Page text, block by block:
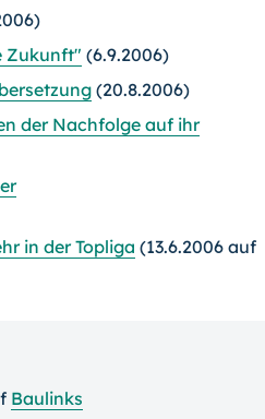
Zukunft" (6.9.2006)
(20.8.2006)
der Nachfolge auf ihr
in der Topliga (13.6.2006 auf
Baulinks